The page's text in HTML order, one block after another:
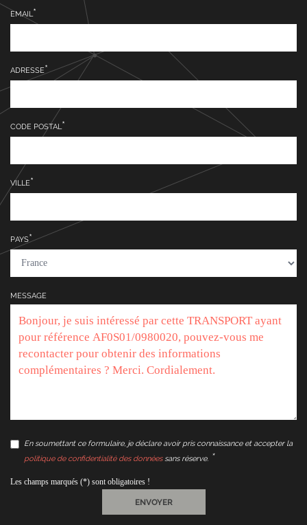
EMAIL
ADRESSE
CODE POSTAL
VILLE
PAYS
MESSAGE
En soumettant ce formulaire, je déclare avoir pris connaissance et accepter la
politique de confidentialité des donnéessans réserve.
Les champs marqués (*) sont obligatoires !
ENVOYER